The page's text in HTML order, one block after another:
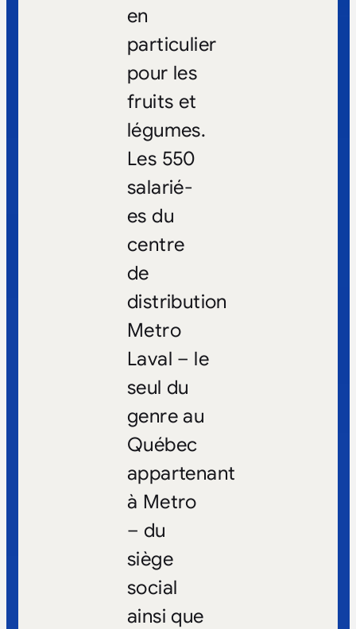
en
particulier
pour les
fruits et
légumes.
Les 550
salarié-
es du
centre
de
distribution
Metro
Laval – le
seul du
genre au
Québec
appartenant
à Metro
– du
siège
social
ainsi que